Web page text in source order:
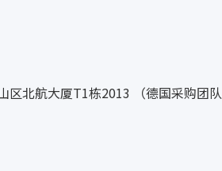
区北航大厦T1栋2013
（德国采购团队